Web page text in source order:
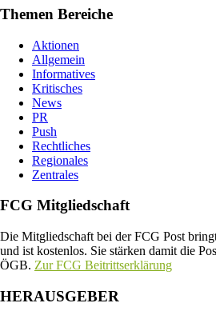
Themen Bereiche
Aktionen
Allgemein
Informatives
Kritisches
News
PR
Push
Rechtliches
Regionales
Zentrales
FCG Mitgliedschaft
Die Mitgliedschaft bei der FCG Post
und ist kostenlos. Sie stärken damit die
ÖGB. Zur FCG Beitrittserklärung
HERAUSGEBER